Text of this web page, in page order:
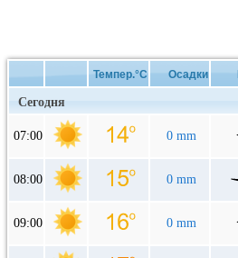
Темпер.°C Осадки
Сегодня
07:00 0 mm
08:00 0 mm
09:00 0 mm